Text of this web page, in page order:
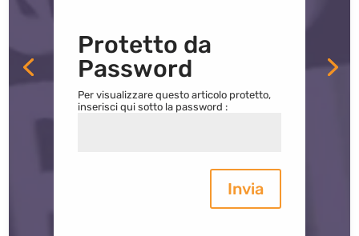
Protetto da
Password
Per visualizzare questo articolo protetto,
inserisci qui sotto la password :
Invia